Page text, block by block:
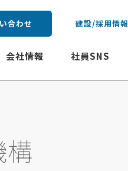
合わせ 建設/採用情報
会社情報 社員SNS